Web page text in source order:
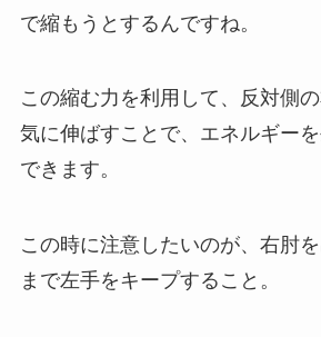
で縮もうとするんですね。
この縮む力を利用して、反対側
気に伸ばすことで、エネルギー
できます。
この時に注意したいのが、右肘
まで左手をキープすること。